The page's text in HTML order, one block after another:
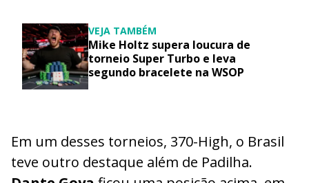
VEJA TAMBÉM
Mike Holtz supera loucura de
torneio Super Turbo e leva
segundo bracelete na WSOP
Em um desses torneios, 370-High, o Brasil
teve outro destaque além de Padilha.